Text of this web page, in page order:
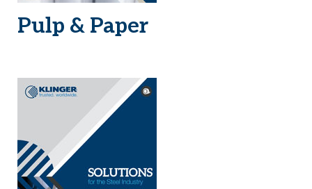
Pulp & Paper